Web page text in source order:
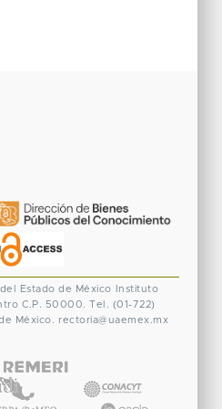
Estado de México
Instituto
C.P. 50000. Tel. (01-722)
México. rectoria@uaemex.mx